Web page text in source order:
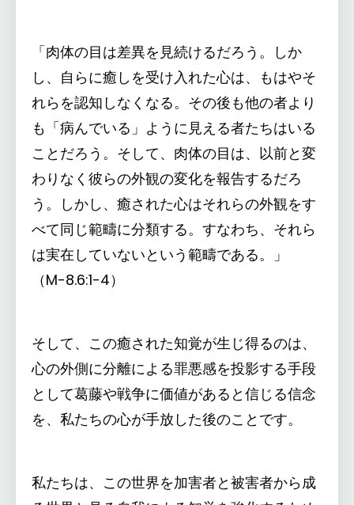
「肉体の目は差異を見続けるだろう。しか
し、自らに癒しを受け入れた心は、もはやそ
れらを認知しなくなる。その後も他の者より
も「病んでいる」ように見える者たちはいる
ことだろう。そして、肉体の目は、以前と変
わりなく彼らの外観の変化を報告するだろ
う。しかし、癒された心はそれらの外観をす
べて同じ範疇に分類する。すなわち、それら
は実在していないという範疇である。」
（M-8.6:1-4）
そして、この癒された知覚が生じ得るのは、
心の外側に分離による罪悪感を投影する手段
として葛藤や戦争に価値があると信じる信念
を、私たちの心が手放した後のことです。
私たちは、この世界を加害者と被害者から成